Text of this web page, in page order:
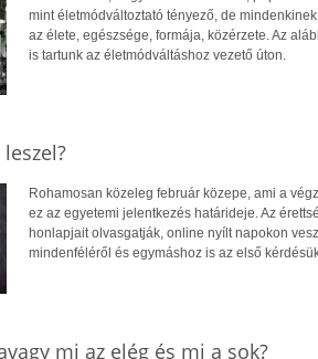
mint életmódváltoztató tényező, de
az élete, egészsége, formája, közérzete. Az
is tartunk az életmódváltáshoz vezető úton.
Rohamosan közeleg február közepe, ami a
ez az egyetemi jelentkezés határideje. Az
honlapjait olvasgatják, online nyílt napokon
mindenféléről és egymáshoz is az első
mi az elég és mi a sok?